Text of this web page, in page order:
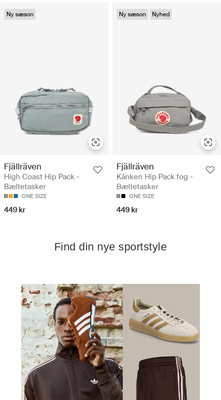
Ny sæson
Fjällräven
High Coast Hip Pack -
Bæltetasker
ONE SIZE
449 kr
Ny sæson Nyhed
Fjällräven
Kånken Hip Pack fog -
Bæltetasker
ONE SIZE
449 kr
Find din nye sportstyle